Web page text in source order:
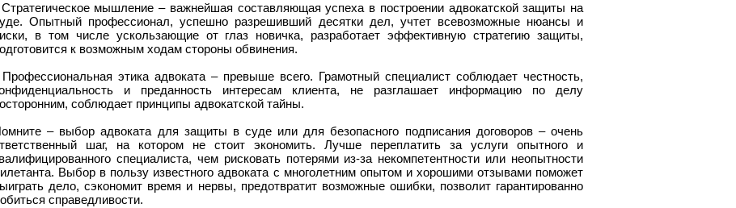
Стратегическое мышление – важнейшая составляющая успеха в построении адвокатской защиты на
Опытный профессионал, успешно разрешивший десятки дел, учтет всевозможные нюансы и
в том числе ускользающие от глаз новичка, разработает эффективную стратегию защиты,
к возможным ходам стороны обвинения.
Профессиональная этика адвоката – превыше всего. Грамотный специалист соблюдает честность,
и преданность интересам клиента, не разглашает информацию по делу
соблюдает принципы адвокатской тайны.
– выбор адвоката для защиты в суде или для безопасного подписания договоров – очень
шаг, на котором не стоит экономить. Лучше переплатить за услуги опытного и
специалиста, чем рисковать потерями из-за некомпетентности или неопытности
Выбор в пользу известного адвоката с многолетним опытом и хорошими отзывами поможет
дело, сэкономит время и нервы, предотвратит возможные ошибки, позволит гарантированно
справедливости.